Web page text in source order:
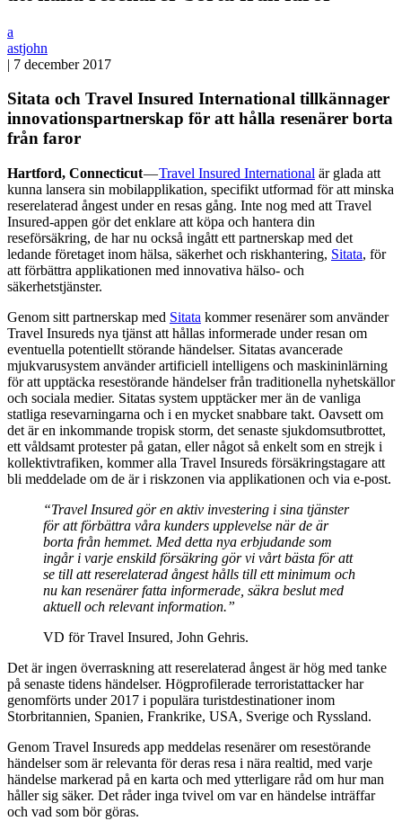
a
astjohn
| 7 december 2017
Sitata och Travel Insured International tillkännager
innovationspartnerskap för att hålla resenärer borta
från faror
Hartford, Connecticut—Travel Insured International är glada att
kunna lansera sin mobilapplikation, specifikt utformad för att minska
reserelaterad ångest under en resas gång. Inte nog med att Travel
Insured-appen gör det enklare att köpa och hantera din
reseförsäkring, de har nu också ingått ett partnerskap med det
ledande företaget inom hälsa, säkerhet och riskhantering, Sitata, för
att förbättra applikationen med innovativa hälso- och
säkerhetstjänster.
Genom sitt partnerskap med Sitata kommer resenärer som använder
Travel Insureds nya tjänst att hållas informerade under resan om
eventuella potentiellt störande händelser. Sitatas avancerade
mjukvarusystem använder artificiell intelligens och maskininlärning
för att upptäcka resestörande händelser från traditionella nyhetskällor
och sociala medier. Sitatas system upptäcker mer än de vanliga
statliga resevarningarna och i en mycket snabbare takt. Oavsett om
det är en inkommande tropisk storm, det senaste sjukdomsutbrottet,
ett våldsamt protester på gatan, eller något så enkelt som en strejk i
kollektivtrafiken, kommer alla Travel Insureds försäkringstagare att
bli meddelade om de är i riskzonen via applikationen och via e-post.
“Travel Insured gör en aktiv investering i sina tjänster
för att förbättra våra kunders upplevelse när de är
borta från hemmet. Med detta nya erbjudande som
ingår i varje enskild försäkring gör vi vårt bästa för att
se till att reserelaterad ångest hålls till ett minimum och
nu kan resenärer fatta informerade, säkra beslut med
aktuell och relevant information.”
VD för Travel Insured, John Gehris.
Det är ingen överraskning att reserelaterad ångest är hög med tanke
på senaste tidens händelser. Högprofilerade terroristattacker har
genomförts under 2017 i populära turistdestinationer inom
Storbritannien, Spanien, Frankrike, USA, Sverige och Ryssland.
Genom Travel Insureds app meddelas resenärer om resestörande
händelser som är relevanta för deras resa i nära realtid, med varje
händelse markerad på en karta och med ytterligare råd om hur man
håller sig säker. Det råder inga tvivel om var en händelse inträffar
och vad som bör göras.